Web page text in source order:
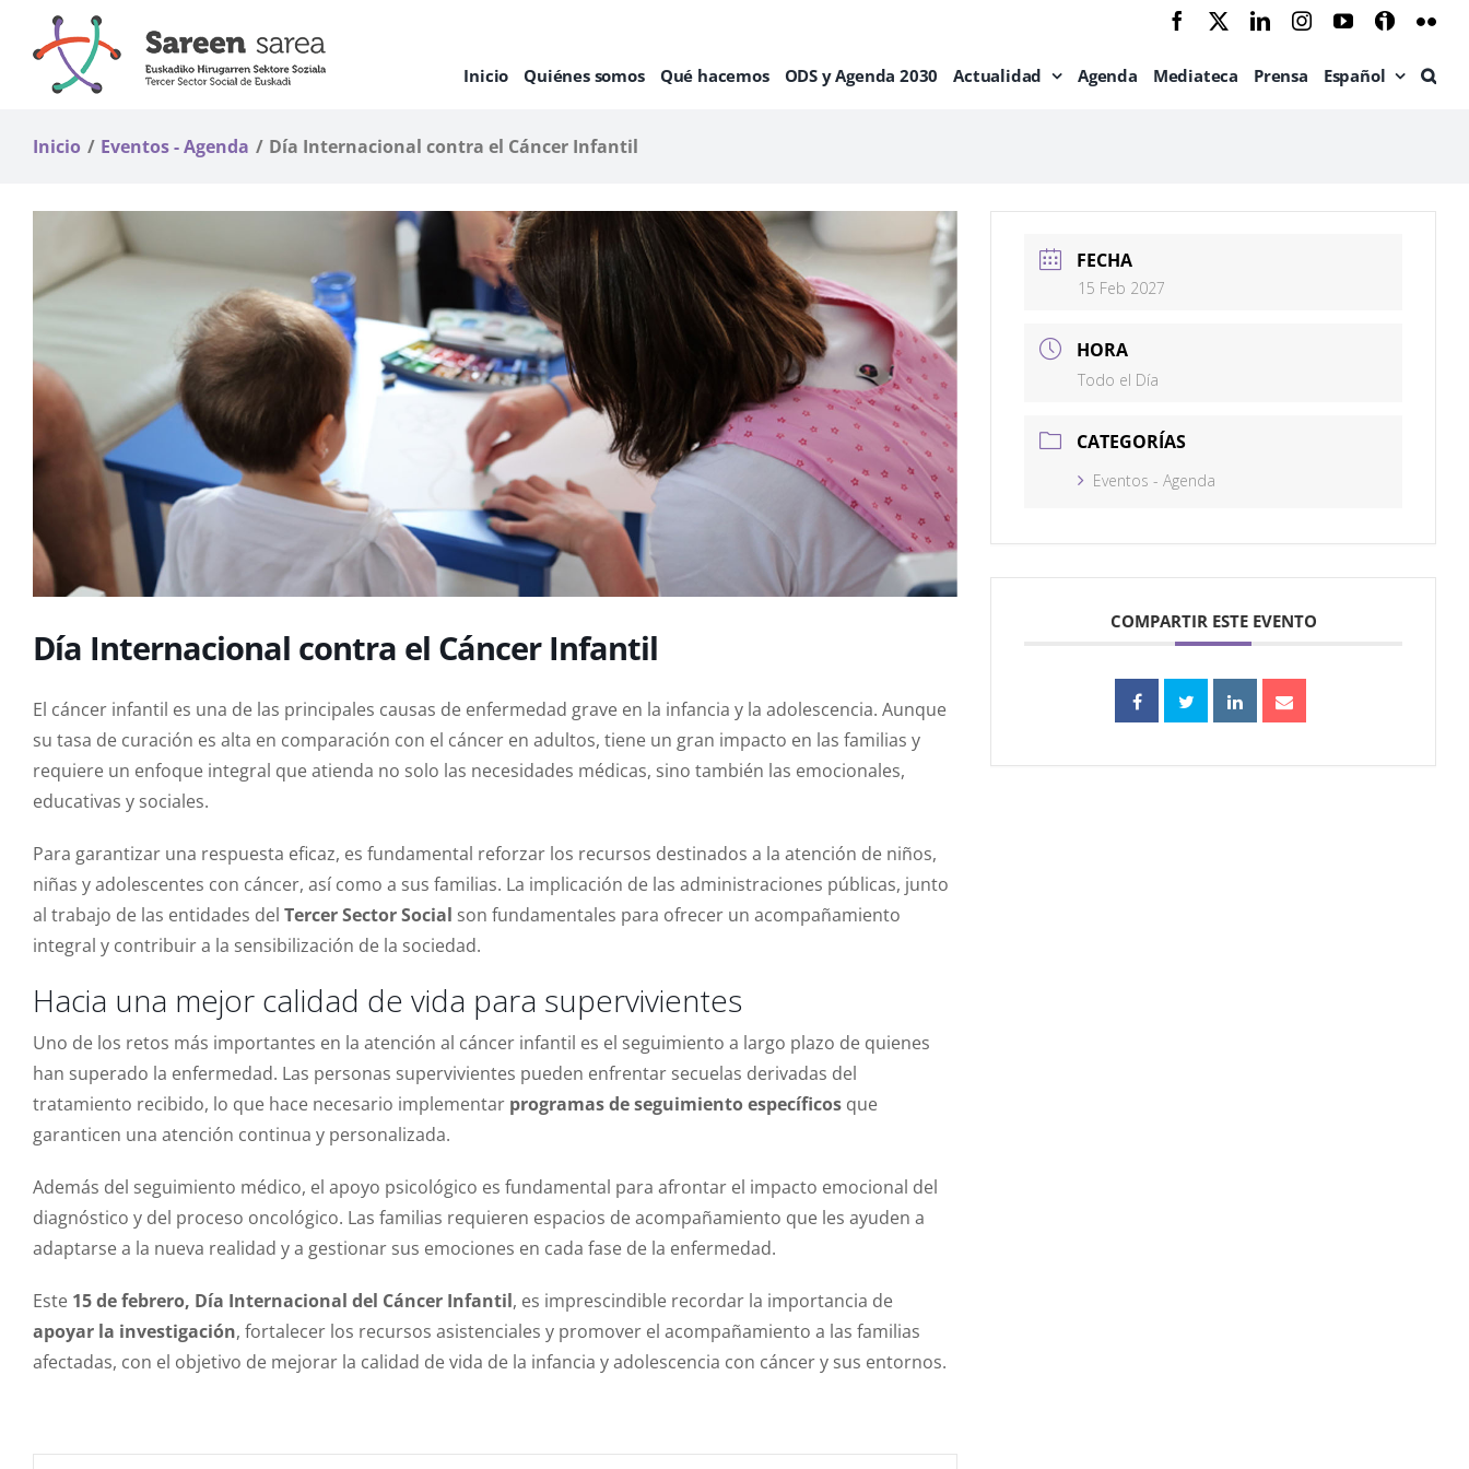
contenido
Facebook LinkedInInstagramYouTube
Ivoox
Inicio Quiénes somos Qué hacemos ODS y Agenda 2030 Actualidad Agenda Mediateca Prensa Español
Inicio Eventos - Agenda Día Internacional contra el Cáncer Infantil
Día Internacional contra el Cáncer Infantil
El cáncer infantil es una de las principales causas de enfermedad grave en la infancia y la adolescencia. Aunque
su tasa de curación es alta en comparación con el cáncer en adultos, tiene un gran impacto en las familias y
requiere un enfoque integral que atienda no solo las necesidades médicas, sino también las emocionales,
educativas y sociales.
Para garantizar una respuesta eficaz, es fundamental reforzar los recursos destinados a la atención de niños,
niñas y adolescentes con cáncer, así como a sus familias. La implicación de las administraciones públicas, junto
al trabajo de las entidades del Tercer Sector Social son fundamentales para ofrecer un acompañamiento
integral y contribuir a la sensibilización de la sociedad.
Hacia una mejor calidad de vida para supervivientes
Uno de los retos más importantes en la atención al cáncer infantil es el seguimiento a largo plazo de quienes
han superado la enfermedad. Las personas supervivientes pueden enfrentar secuelas derivadas del
tratamiento recibido, lo que hace necesario implementar programas de seguimiento específicos que
garanticen una atención continua y personalizada.
Además del seguimiento médico, el apoyo psicológico es fundamental para afrontar el impacto emocional del
diagnóstico y del proceso oncológico. Las familias requieren espacios de acompañamiento que les ayuden a
adaptarse a la nueva realidad y a gestionar sus emociones en cada fase de la enfermedad.
Este 15 de febrero, Día Internacional del Cáncer Infantil, es imprescindible recordar la importancia de
apoyar la investigación, fortalecer los recursos asistenciales y promover el acompañamiento a las familias
afectadas, con el objetivo de mejorar la calidad de vida de la infancia y adolescencia con cáncer y sus entornos.
FECHA
15 Feb 2027
HORA
Todo el Día
CATEGORÍAS
Eventos - Agenda
COMPARTIR ESTE EVENTO